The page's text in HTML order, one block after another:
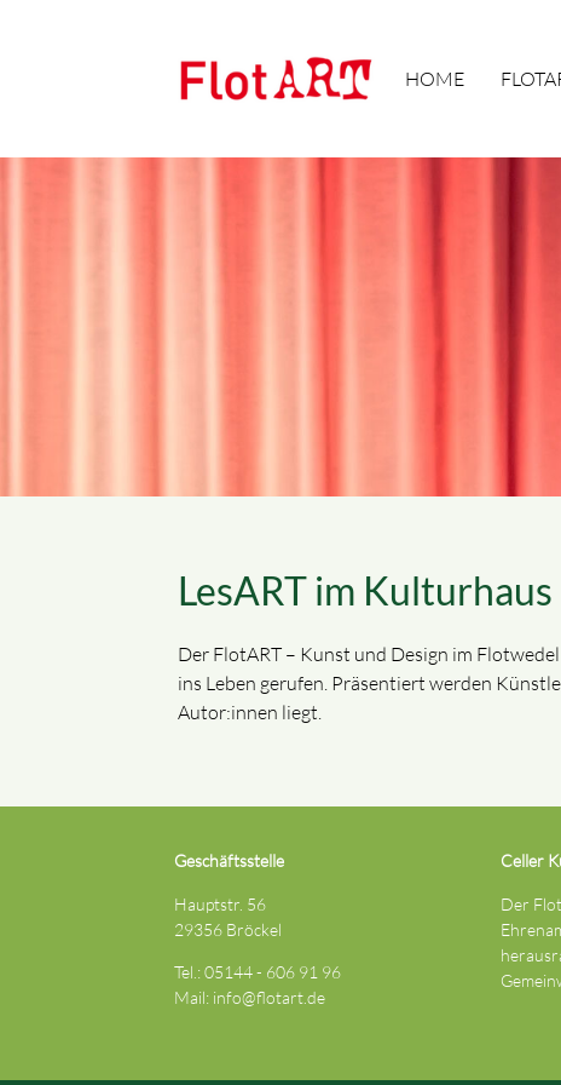
HOME
LesART im Kulturhaus
Der FlotART – Kunst und Design im
ins Leben gerufen. Präsentiert werden
Autor:innen liegt.
Geschäftsstelle
Hauptstr. 56
29356 Bröckel
Tel.: 05144 - 606 91 96
Mail: info@flotart.de
Celler
Der